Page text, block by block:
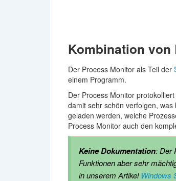
Kombination von
Der Process Monitor als Teil der
einem Programm.
Der Process Monitor
damit sehr schön verfolgen,
geladen werden, welche
Process Monitor auch den
Keine Dokumentation: Der
Funktionen aber sehr
in unserem Artikel Windows